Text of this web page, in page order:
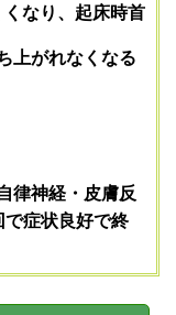
り、起床時首
れなくなる
律神経・皮膚反
症状良好で終